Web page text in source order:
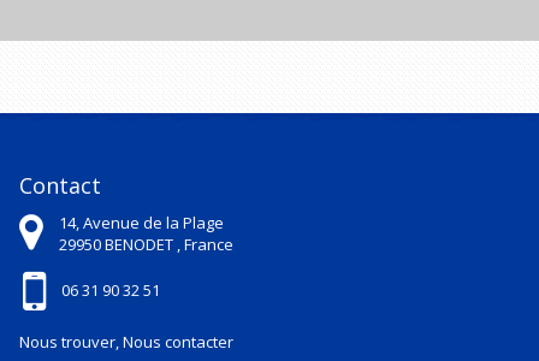
Contact
14, Avenue de la Plage
29950BENODET ,France
06 31 90 32 51
Nous trouver, Nous contacter